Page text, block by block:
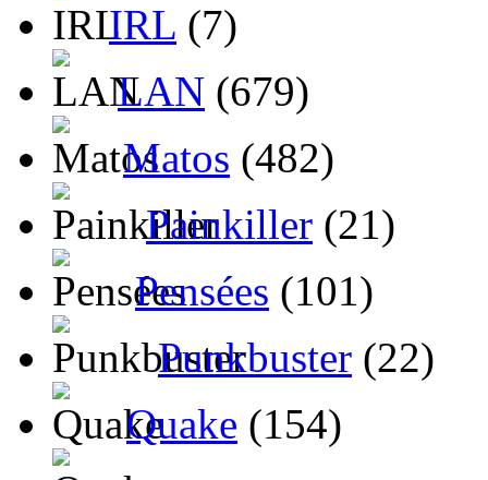
IRL (7)
LAN (679)
Matos (482)
Painkiller (21)
Pensées (101)
Punkbuster (22)
Quake (154)